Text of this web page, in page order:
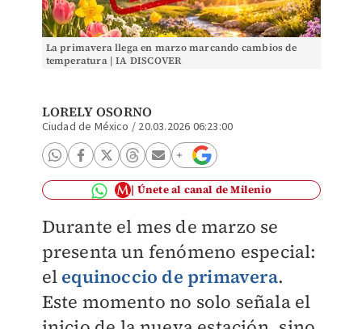
La primavera llega en marzo marcando cambios de
temperatura | IA DISCOVER
LORELY OSORNO
Ciudad de México / 20.03.2026 06:23:00
Únete al canal de Milenio
Durante el mes de marzo se
presenta un fenómeno especial:
el equinoccio de primavera.
Este momento no solo señala el